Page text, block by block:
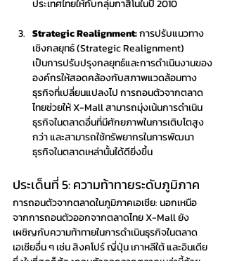
ประเทศไทยให้กับกลุ่มกาสิโนในปี 2010
Strategic Realignment: การปรับแนวทาง
เชิงกลยุทธ์ (Strategic Realignment)
เป็นการปรับปรุงกลยุทธ์และการดำเนินงานของ
องค์กรให้สอดคล้องกับสภาพแวดล้อมทาง
ธุรกิจที่เปลี่ยนแปลงไป การถอนตัวจากตลาด
ไทยช่วยให้ X-Mall สามารถมุ่งเน้นการดำเนิน
ธุรกิจในตลาดอื่นที่มีศักยภาพในการเติบโตสูง
กว่า และสามารถใช้ทรัพยากรในการพัฒนา
ธุรกิจในตลาดเหล่านั้นได้ดียิ่งขึ้น
ประเด็นที่ 5: ความท้าทายระดับภูมิภาค
การถอนตัวจากตลาดในภูมิภาคเอเชีย: นอกเหนือ
จากการถอนตัวออกจากตลาดไทย X-Mall ยัง
เผชิญกับความท้าทายในการดำเนินธุรกิจในตลาด
เอเชียอื่น ๆ เช่น สิงคโปร์ ญี่ปุ่น เกาหลีใต้ และอินเดีย